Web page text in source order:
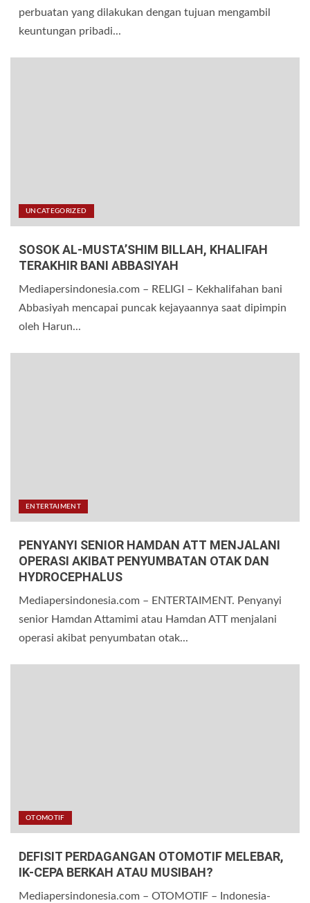
perbuatan yang dilakukan dengan tujuan mengambil
keuntungan pribadi...
UNCATEGORIZED
SOSOK AL-MUSTA’SHIM BILLAH, KHALIFAH
TERAKHIR BANI ABBASIYAH
Mediapersindonesia.com – RELIGI – Kekhalifahan bani
Abbasiyah mencapai puncak kejayaannya saat dipimpin
oleh Harun...
ENTERTAIMENT
PENYANYI SENIOR HAMDAN ATT MENJALANI
OPERASI AKIBAT PENYUMBATAN OTAK DAN
HYDROCEPHALUS
Mediapersindonesia.com – ENTERTAIMENT. Penyanyi
senior Hamdan Attamimi atau Hamdan ATT menjalani
operasi akibat penyumbatan otak...
OTOMOTIF
DEFISIT PERDAGANGAN OTOMOTIF MELEBAR,
IK-CEPA BERKAH ATAU MUSIBAH?
Mediapersindonesia.com – OTOMOTIF – Indonesia-